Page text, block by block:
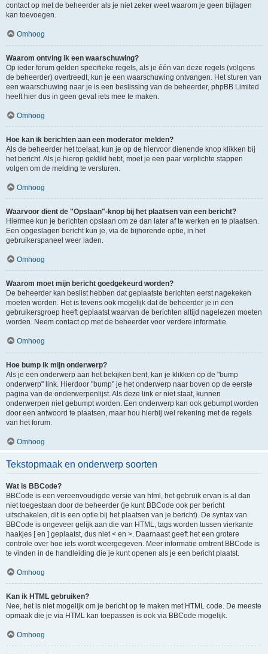
contact op met de beheerder als je niet zeker weet waarom je geen bijlagen
kan toevoegen.
Omhoog
Waarom ontving ik een waarschuwing?
Op ieder forum gelden specifieke regels, als je één van deze regels (volgens
de beheerder) overtreedt, kun je een waarschuwing ontvangen. Het sturen van
een waarschuwing naar je is een beslissing van de beheerder, phpBB Limited
heeft hier dus in geen geval iets mee te maken.
Omhoog
Hoe kan ik berichten aan een moderator melden?
Als de beheerder het toelaat, kun je op de hiervoor dienende knop klikken bij
het bericht. Als je hierop geklikt hebt, moet je een paar verplichte stappen
volgen om de melding te versturen.
Omhoog
Waarvoor dient de "Opslaan"-knop bij het plaatsen van een bericht?
Hiermee kun je berichten opslaan om ze dan later af te werken en te plaatsen.
Een opgeslagen bericht kun je, via de bijhorende optie, in het
gebruikerspaneel weer laden.
Omhoog
Waarom moet mijn bericht goedgekeurd worden?
De beheerder kan beslist hebben dat geplaatste berichten eerst nagekeken
moeten worden. Het is tevens ook mogelijk dat de beheerder je in een
gebruikersgroep heeft geplaatst waarvan de berichten altijd nagelezen moeten
worden. Neem contact op met de beheerder voor verdere informatie.
Omhoog
Hoe bump ik mijn onderwerp?
Als je een onderwerp aan het bekijken bent, kan je klikken op de "bump
onderwerp" link. Hierdoor "bump" je het onderwerp naar boven op de eerste
pagina van de onderwerpenlijst. Als deze link er niet staat, kunnen
onderwerpen niet gebumpt worden. Een onderwerp kan ook gebumpt worden
door een antwoord te plaatsen, maar hou hierbij wel rekening met de regels
van het forum.
Omhoog
Tekstopmaak en onderwerp soorten
Wat is BBCode?
BBCode is een vereenvoudigde versie van html, het gebruik ervan is al dan
niet toegestaan door de beheerder (je kunt BBCode ook per bericht
uitschakelen, dit is een optie bij het plaatsen van je bericht). De syntax van
BBCode is ongeveer gelijk aan die van HTML, tags worden tussen vierkante
haakjes [ en ] geplaatst, dus niet < en >. Daarnaast geeft het een grotere
controle over hoe iets wordt weergegeven. Meer informatie omtrent BBCode is
te vinden in de handleiding die je kunt openen als je een bericht plaatst.
Omhoog
Kan ik HTML gebruiken?
Nee, het is niet mogelijk om je bericht op te maken met HTML code. De meeste
opmaak die je via HTML kan toepassen is ook via BBCode mogelijk.
Omhoog